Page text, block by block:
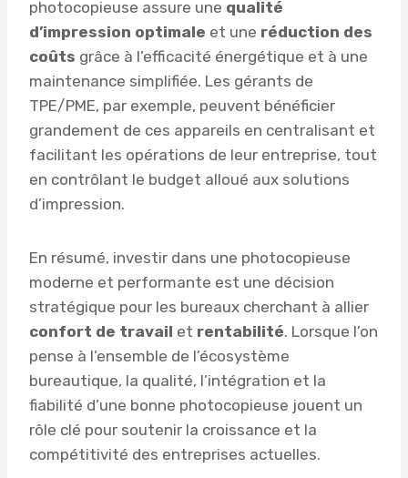
photocopieuse assure une qualité
d’impression optimale et une réduction des
coûts grâce à l’efficacité énergétique et à une
maintenance simplifiée. Les gérants de
TPE/PME, par exemple, peuvent bénéficier
grandement de ces appareils en centralisant et
facilitant les opérations de leur entreprise, tout
en contrôlant le budget alloué aux solutions
d’impression.
En résumé, investir dans une photocopieuse
moderne et performante est une décision
stratégique pour les bureaux cherchant à allier
confort de travail et rentabilité. Lorsque l’on
pense à l’ensemble de l’écosystème
bureautique, la qualité, l’intégration et la
fiabilité d’une bonne photocopieuse jouent un
rôle clé pour soutenir la croissance et la
compétitivité des entreprises actuelles.